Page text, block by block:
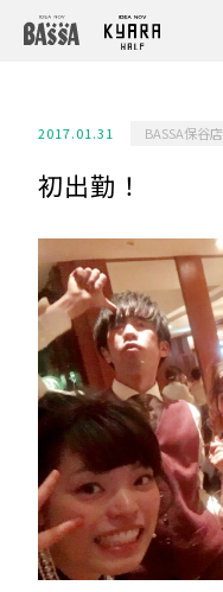
2017.01.31 BASSA保谷店
初出勤！